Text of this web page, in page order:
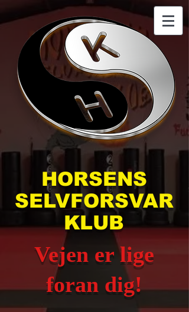
HORSENS
SELVFORSVAR
KLUB
Vejen er lige
foran dig!